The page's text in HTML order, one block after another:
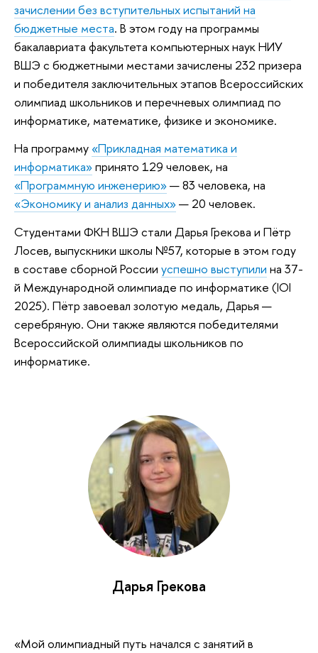
зачислении без вступительных испытаний на
бюджетные места. В этом году на программы
бакалавриата факультета компьютерных наук НИУ
ВШЭ с бюджетными местами зачислены 232 призера
и победителя заключительных этапов Всероссийских
олимпиад школьников и перечневых олимпиад по
информатике, математике, физике и экономике.
На программу «Прикладная математика и
информатика»принято 129 человек, на
«Программную инженерию»— 83 человека, на
«Экономику и анализ данных»— 20 человек.
Студентами ФКН ВШЭ стали Дарья Грекова и Пётр
Лосев, выпускники школы №57, которые в этом году
в составе сборной России успешно выступили на 37-
й Международной олимпиаде по информатике (IOI
2025). Пётр завоевал золотую медаль, Дарья —
серебряную. Они также являются победителями
Всероссийской олимпиады школьников по
информатике.
Дарья Грекова
«Мой олимпиадный путь начался с занятий в